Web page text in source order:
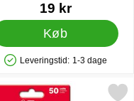
2113819 kr
Køb
Produkttilgængelighed: På lager
Leveringstid: 1-3 dage
17-pak som favorit
Markér muffinforme